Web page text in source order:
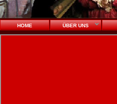
HOME ÜBER UNS